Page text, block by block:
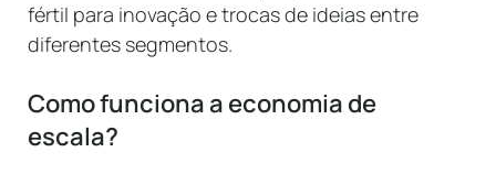
fértil para inovação e trocas de ideias entre
diferentes segmentos.
Como funciona a economia de
escala?